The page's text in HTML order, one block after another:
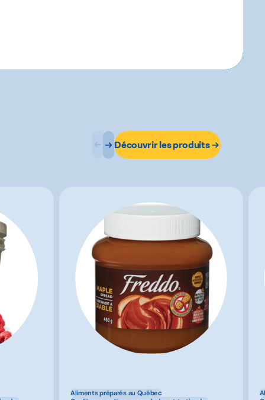
Découvrir les produits
Aliments préparés au Québec